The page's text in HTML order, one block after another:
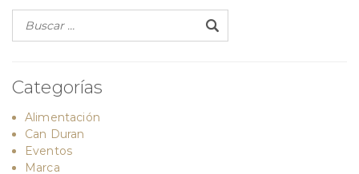
Categorías
Alimentación
Can Duran
Eventos
Marca